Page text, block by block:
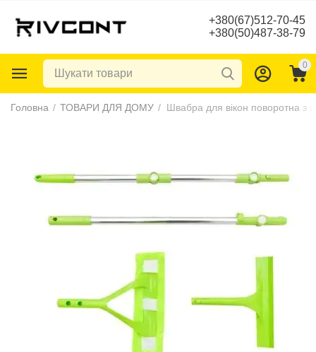
+380(67)512-70-45
+380(50)487-38-79
0
Головна / ТОВАРИ ДЛЯ ДОМУ /